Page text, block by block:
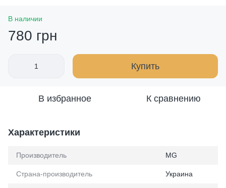
В наличии
780 грн
Купить
В избранное К сравнению
Характеристики
Производитель MG
Страна-производитель Украина